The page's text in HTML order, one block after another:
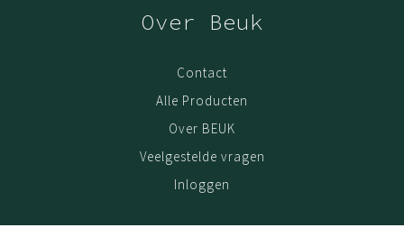
Over Beuk
Contact
Alle Producten
Over BEUK
Veelgestelde vragen
Inloggen